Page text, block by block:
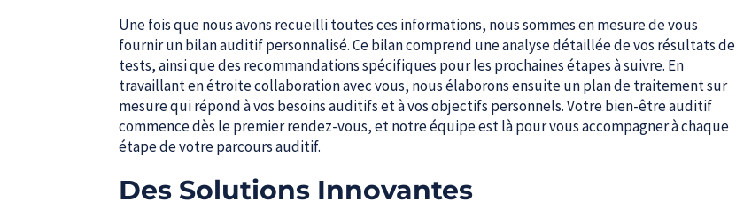
Une fois que nous avons recueilli toutes ces informations, nous sommes en mesure de vous
fournir un bilan auditif personnalisé. Ce bilan comprend une analyse détaillée de vos résultats de
tests, ainsi que des recommandations spécifiques pour les prochaines étapes à suivre. En
travaillant en étroite collaboration avec vous, nous élaborons ensuite un plan de traitement sur
mesure qui répond à vos besoins auditifs et à vos objectifs personnels. Votre bien-être auditif
commence dès le premier rendez-vous, et notre équipe est là pour vous accompagner à chaque
étape de votre parcours auditif.
Des Solutions Innovantes